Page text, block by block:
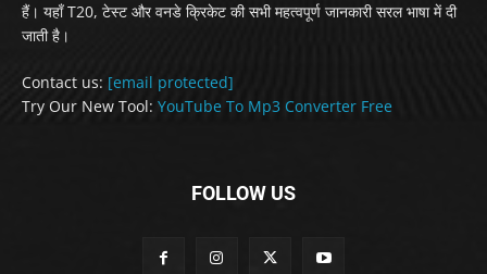
हैं। यहाँ T20, टेस्ट और वनडे क्रिकेट की सभी महत्वपूर्ण जानकारी सरल भाषा में दी
जाती है।
Contact us: [email protected]
Try Our New Tool: YouTube To Mp3 Converter Free
FOLLOW US